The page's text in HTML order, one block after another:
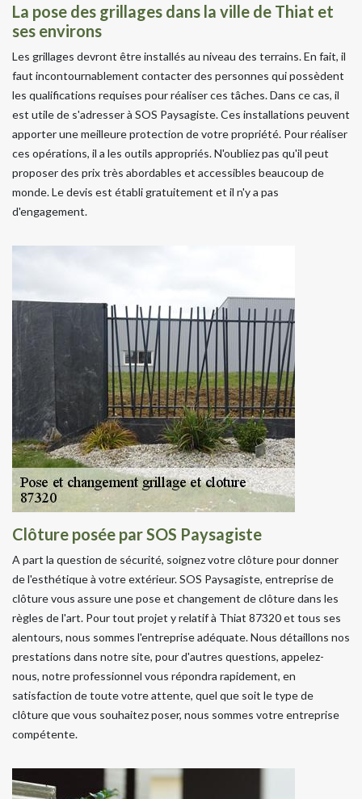
La pose des grillages dans la ville de Thiat et
ses environs
Les grillages devront être installés au niveau des terrains. En fait, il
faut incontournablement contacter des personnes qui possèdent
les qualifications requises pour réaliser ces tâches. Dans ce cas, il
est utile de s'adresser à SOS Paysagiste. Ces installations peuvent
apporter une meilleure protection de votre propriété. Pour réaliser
ces opérations, il a les outils appropriés. N'oubliez pas qu'il peut
proposer des prix très abordables et accessibles beaucoup de
monde. Le devis est établi gratuitement et il n'y a pas
d'engagement.
Clôture posée par SOS Paysagiste
A part la question de sécurité, soignez votre clôture pour donner
de l'esthétique à votre extérieur. SOS Paysagiste, entreprise de
clôture vous assure une pose et changement de clôture dans les
règles de l'art. Pour tout projet y relatif à Thiat 87320 et tous ses
alentours, nous sommes l'entreprise adéquate. Nous détaillons nos
prestations dans notre site, pour d'autres questions, appelez-
nous, notre professionnel vous répondra rapidement, en
satisfaction de toute votre attente, quel que soit le type de
clôture que vous souhaitez poser, nous sommes votre entreprise
compétente.